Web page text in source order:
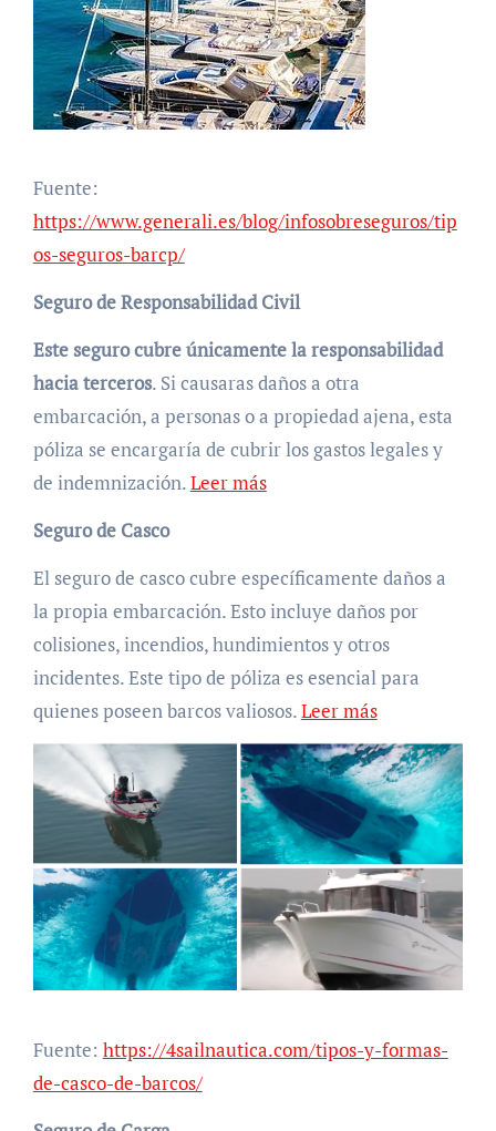
Fuente:
https://www.generali.es/blog/infosobreseguros/tip
os-seguros-barcp/
Seguro de Responsabilidad Civil
Este seguro cubre únicamente la responsabilidad
hacia terceros. Si causaras daños a otra
embarcación, a personas o a propiedad ajena, esta
póliza se encargaría de cubrir los gastos legales y
de indemnización.Leer más
Seguro de Casco
El seguro de casco cubre específicamente daños a
la propia embarcación. Esto incluye daños por
colisiones, incendios, hundimientos y otros
incidentes. Este tipo de póliza es esencial para
quienes poseen barcos valiosos.Leer más
Fuente: https://4sailnautica.com/tipos-y-formas-
de-casco-de-barcos/